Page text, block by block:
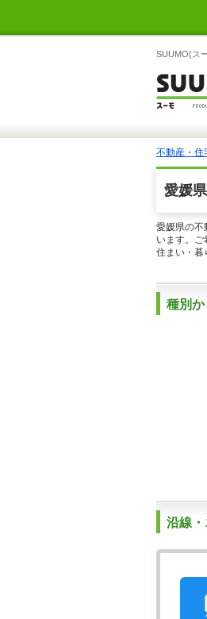
SUUMO(ス
不動産・住
愛媛
愛媛県の不
います。ご
住まい・暮
種別
沿線